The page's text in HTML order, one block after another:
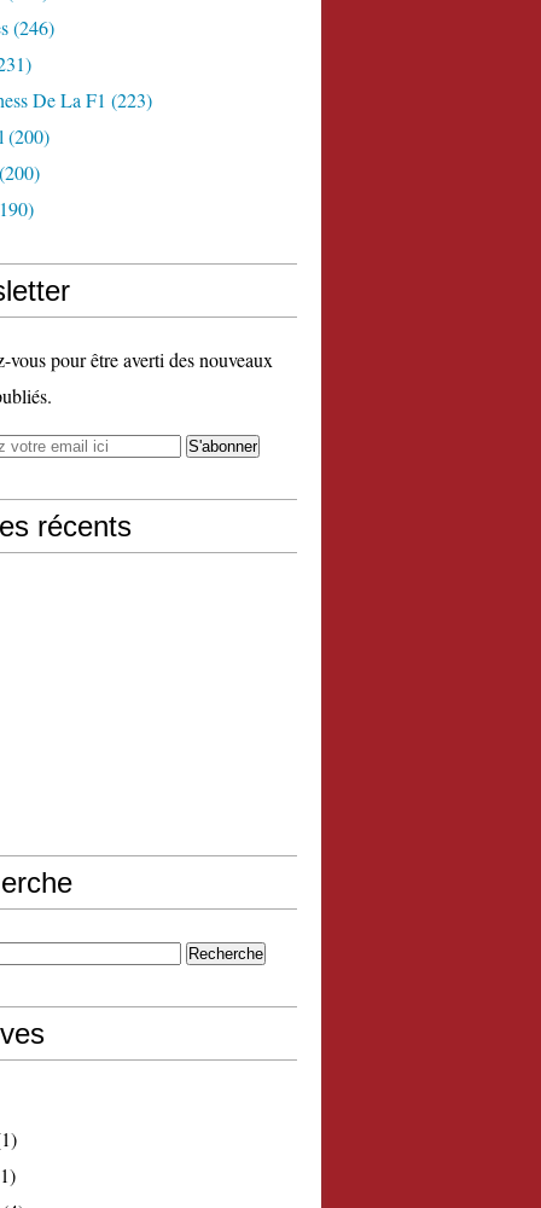
(246)
De La F1 (223)
(200)
vous pour être averti des nouveaux
récents